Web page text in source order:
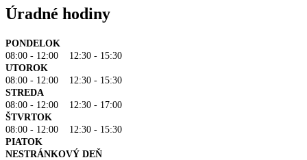
Úradné hodiny
PONDELOK
08:00 - 12:00 12:30 - 15:30
UTOROK
08:00 - 12:00 12:30 - 15:30
STREDA
08:00 - 12:00 12:30 - 17:00
ŠTVRTOK
08:00 - 12:00 12:30 - 15:30
PIATOK
NESTRÁNKOVÝ DEŇ